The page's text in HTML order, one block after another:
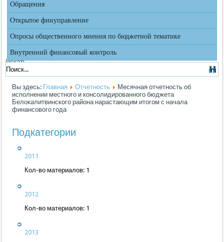
Обращения
Открытое финуправление
Опросы общественного мнения по бюджетной тематике
Внутренний финансовый контроль
Искать...
Вы здесь: Главная Отчетность
Месячная отчетность об
исполнении местного и консолидированного бюджета
Белокалитвинского района нарастающим итогом с начала
финансового года
Подкатегории
2011
Кол-во материалов: 1
2012
Кол-во материалов: 1
2013